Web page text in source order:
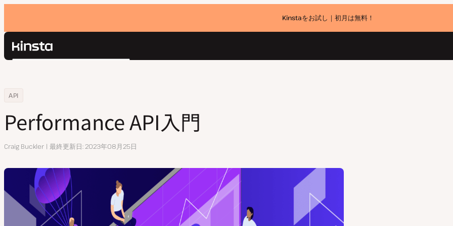
Kinstaをお試し｜初月は無料！
Kinsta®
お問い合わせ
検
Home
リソースセンター
API
Performance API入門
Performance API入門
執
Craig Buckler 最終更新日 2023年08月25日